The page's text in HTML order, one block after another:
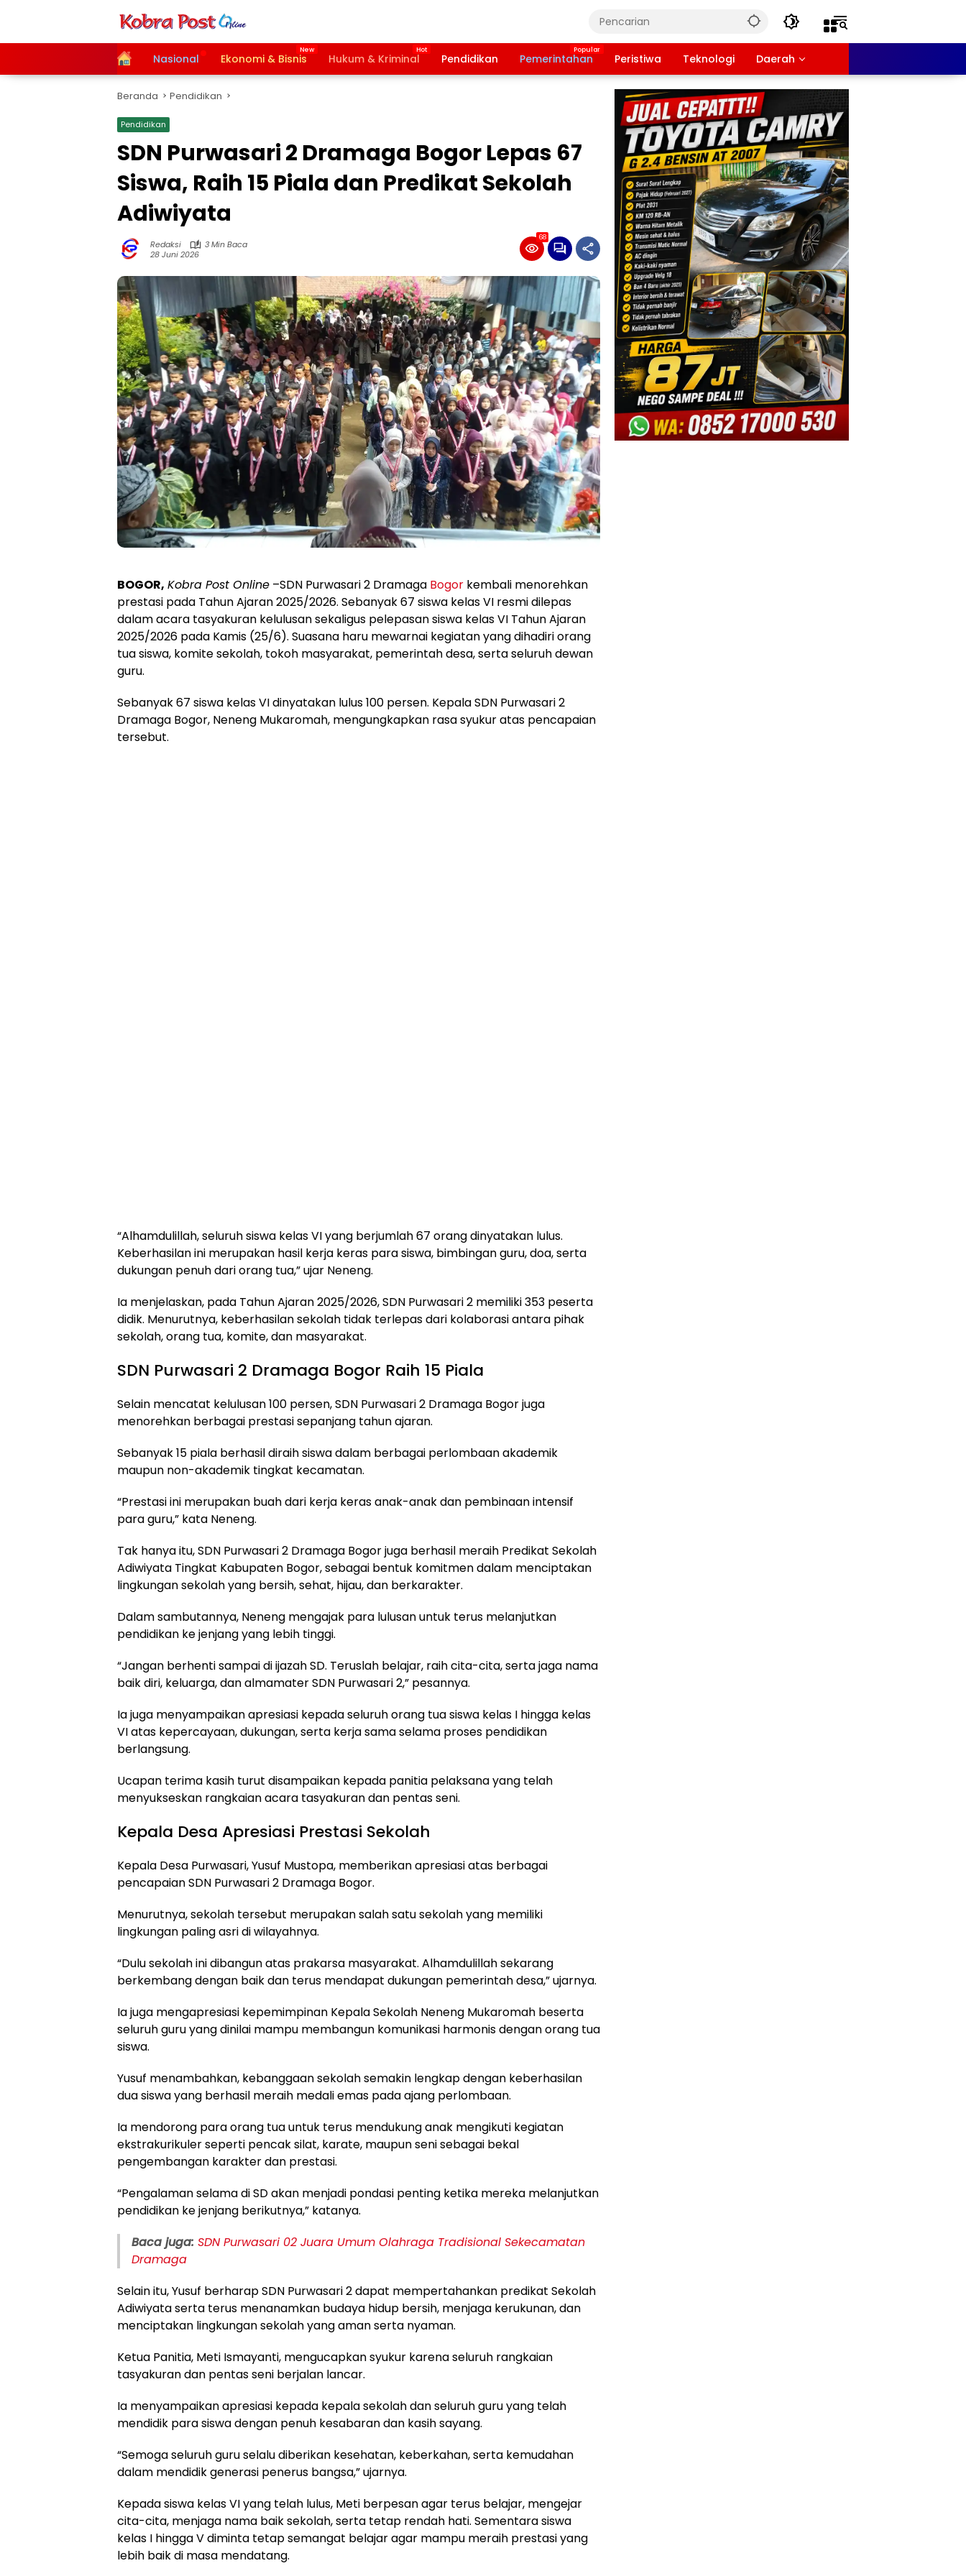
HomeNasional Ekonomi & Bisnis Hukum & Kriminal Pendidikan Pemerintahan Peristiwa Teknologi Daerah
Beranda Pendidikan
Pendidikan
SDN Purwasari 2 Dramaga Bogor Lepas 67
Siswa, Raih 15 Piala dan Predikat Sekolah
Adiwiyata
Redaksi
3 Min Baca
28 Juni 2026
68
BOGOR, Kobra Post Online –SDN Purwasari 2 Dramaga Bogor kembali menorehkan
prestasi pada Tahun Ajaran 2025/2026. Sebanyak 67 siswa kelas VI resmi dilepas
dalam acara tasyakuran kelulusan sekaligus pelepasan siswa kelas VI Tahun Ajaran
2025/2026 pada Kamis (25/6). Suasana haru mewarnai kegiatan yang dihadiri orang
tua siswa, komite sekolah, tokoh masyarakat, pemerintah desa, serta seluruh dewan
guru.
Sebanyak 67 siswa kelas VI dinyatakan lulus 100 persen. Kepala SDN Purwasari 2
Dramaga Bogor, Neneng Mukaromah, mengungkapkan rasa syukur atas pencapaian
tersebut.
“Alhamdulillah, seluruh siswa kelas VI yang berjumlah 67 orang dinyatakan lulus.
Keberhasilan ini merupakan hasil kerja keras para siswa, bimbingan guru, doa, serta
dukungan penuh dari orang tua,” ujar Neneng.
Ia menjelaskan, pada Tahun Ajaran 2025/2026, SDN Purwasari 2 memiliki 353 peserta
didik. Menurutnya, keberhasilan sekolah tidak terlepas dari kolaborasi antara pihak
sekolah, orang tua, komite, dan masyarakat.
SDN Purwasari 2 Dramaga Bogor Raih 15 Piala
Selain mencatat kelulusan 100 persen, SDN Purwasari 2 Dramaga Bogor juga
menorehkan berbagai prestasi sepanjang tahun ajaran.
Sebanyak 15 piala berhasil diraih siswa dalam berbagai perlombaan akademik
maupun non-akademik tingkat kecamatan.
“Prestasi ini merupakan buah dari kerja keras anak-anak dan pembinaan intensif
para guru,” kata Neneng.
Tak hanya itu, SDN Purwasari 2 Dramaga Bogor juga berhasil meraih Predikat Sekolah
Adiwiyata Tingkat Kabupaten Bogor, sebagai bentuk komitmen dalam menciptakan
lingkungan sekolah yang bersih, sehat, hijau, dan berkarakter.
Dalam sambutannya, Neneng mengajak para lulusan untuk terus melanjutkan
pendidikan ke jenjang yang lebih tinggi.
“Jangan berhenti sampai di ijazah SD. Teruslah belajar, raih cita-cita, serta jaga nama
baik diri, keluarga, dan almamater SDN Purwasari 2,” pesannya.
Ia juga menyampaikan apresiasi kepada seluruh orang tua siswa kelas I hingga kelas
VI atas kepercayaan, dukungan, serta kerja sama selama proses pendidikan
berlangsung.
Ucapan terima kasih turut disampaikan kepada panitia pelaksana yang telah
menyukseskan rangkaian acara tasyakuran dan pentas seni.
Kepala Desa Apresiasi Prestasi Sekolah
Kepala Desa Purwasari, Yusuf Mustopa, memberikan apresiasi atas berbagai
pencapaian SDN Purwasari 2 Dramaga Bogor.
Menurutnya, sekolah tersebut merupakan salah satu sekolah yang memiliki
lingkungan paling asri di wilayahnya.
“Dulu sekolah ini dibangun atas prakarsa masyarakat. Alhamdulillah sekarang
berkembang dengan baik dan terus mendapat dukungan pemerintah desa,” ujarnya.
Ia juga mengapresiasi kepemimpinan Kepala Sekolah Neneng Mukaromah beserta
seluruh guru yang dinilai mampu membangun komunikasi harmonis dengan orang tua
siswa.
Yusuf menambahkan, kebanggaan sekolah semakin lengkap dengan keberhasilan
dua siswa yang berhasil meraih medali emas pada ajang perlombaan.
Ia mendorong para orang tua untuk terus mendukung anak mengikuti kegiatan
ekstrakurikuler seperti pencak silat, karate, maupun seni sebagai bekal
pengembangan karakter dan prestasi.
“Pengalaman selama di SD akan menjadi pondasi penting ketika mereka melanjutkan
pendidikan ke jenjang berikutnya,” katanya.
Baca juga: SDN Purwasari 02 Juara Umum Olahraga Tradisional Sekecamatan
Dramaga
Selain itu, Yusuf berharap SDN Purwasari 2 dapat mempertahankan predikat Sekolah
Adiwiyata serta terus menanamkan budaya hidup bersih, menjaga kerukunan, dan
menciptakan lingkungan sekolah yang aman serta nyaman.
Ketua Panitia, Meti Ismayanti, mengucapkan syukur karena seluruh rangkaian
tasyakuran dan pentas seni berjalan lancar.
Ia menyampaikan apresiasi kepada kepala sekolah dan seluruh guru yang telah
mendidik para siswa dengan penuh kesabaran dan kasih sayang.
“Semoga seluruh guru selalu diberikan kesehatan, keberkahan, serta kemudahan
dalam mendidik generasi penerus bangsa,” ujarnya.
Kepada siswa kelas VI yang telah lulus, Meti berpesan agar terus belajar, mengejar
cita-cita, menjaga nama baik sekolah, serta tetap rendah hati. Sementara siswa
kelas I hingga V diminta tetap semangat belajar agar mampu meraih prestasi yang
lebih baik di masa mendatang.